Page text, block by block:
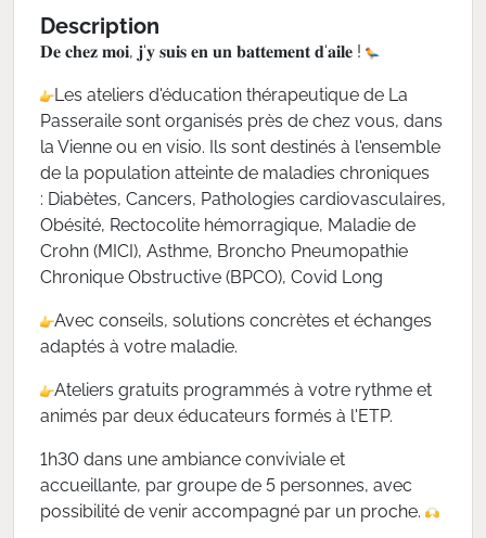
Description
𝐃𝐞 𝐜𝐡𝐞𝐳 𝐦𝐨𝐢, 𝐣‘𝐲 𝐬𝐮𝐢𝐬 𝐞𝐧 𝐮𝐧 𝐛𝐚𝐭𝐭𝐞𝐦𝐞𝐧𝐭 𝐝‘𝐚𝐢𝐥𝐞 !
Les ateliers d'éducation thérapeutique de La
Passeraile sont organisés près de chez vous, dans
la Vienne ou en visio. Ils sont destinés à l'ensemble
de la population atteinte de maladies chroniques
: Diabètes, Cancers, Pathologies cardiovasculaires,
Obésité, Rectocolite hémorragique, Maladie de
Crohn (MICI), Asthme, Broncho Pneumopathie
Chronique Obstructive (BPCO), Covid Long
Avec conseils, solutions concrètes et échanges
adaptés à votre maladie.
Ateliers gratuits programmés à votre rythme et
animés par deux éducateurs formés à l'ETP.
1h30 dans une ambiance conviviale et
accueillante, par groupe de 5 personnes, avec
possibilité de venir accompagné par un proche.